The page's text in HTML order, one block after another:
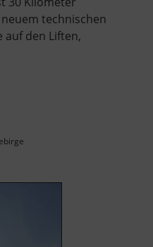
technischen
auf den Liften,